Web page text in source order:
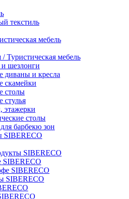
текстиль
мебель
/ Туристическая мебель
шезлонги
диваны и кресла
скамейки
столы
стулья
этажерки
столы
барбекю зон
SIBERECO
SIBERECO
SIBERECO
SIBERECO
SIBERECO